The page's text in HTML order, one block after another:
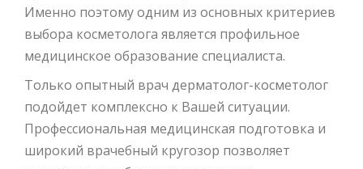
Именно поэтому одним из основных критериев
выбора косметолога является профильное
медицинское образование специалиста.
Только опытный врач дерматолог-косметолог
подойдет комплексно к Вашей ситуации.
Профессиональная медицинская подготовка и
широкий врачебный кругозор позволяет